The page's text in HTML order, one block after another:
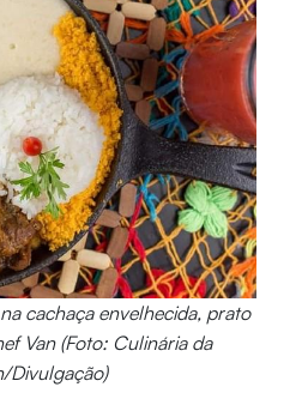
cachaça envelhecida, prato
Van (Foto: Culinária da
Divulgação)